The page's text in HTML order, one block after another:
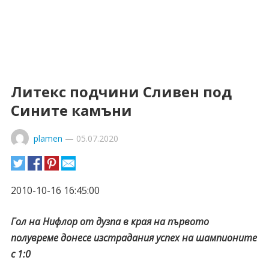
Литекс подчини Сливен под
Сините камъни
plamen — 05.07.2020
2010-10-16 16:45:00
Гол на Нифлор от дузпа в края на първото
полувреме донесе изстрадания успех на шампионите
с 1:0